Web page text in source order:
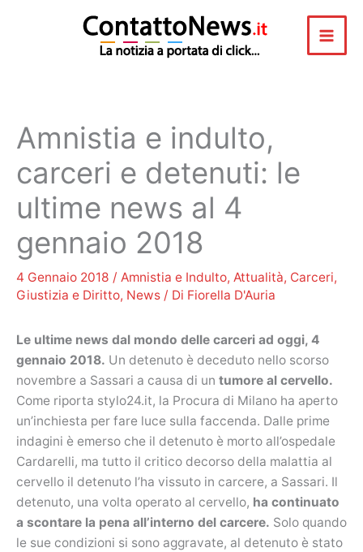
Amnistia e indulto,
carceri e detenuti: le
ultime news al 4
gennaio 2018
4 Gennaio 2018 / Amnistia e Indulto, Attualità, Carceri,
Giustizia e Diritto, News / Di Fiorella D'Auria
Le ultime news dal mondo delle carceri ad oggi, 4
gennaio 2018. Un detenuto è deceduto nello scorso
novembre a Sassari a causa di un tumore al cervello.
Come riporta stylo24.it, la Procura di Milano ha aperto
un’inchiesta per fare luce sulla faccenda. Dalle prime
indagini è emerso che il detenuto è morto all’ospedale
Cardarelli, ma tutto il critico decorso della malattia al
cervello il detenuto l’ha vissuto in carcere, a Sassari. Il
detenuto, una volta operato al cervello, ha continuato
a scontare la pena all’interno del carcere. Solo quando
le sue condizioni si sono aggravate, al detenuto è stato